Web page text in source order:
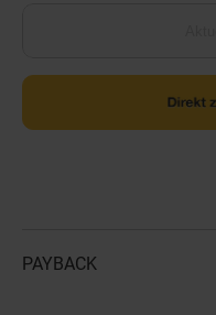
PAYBACK